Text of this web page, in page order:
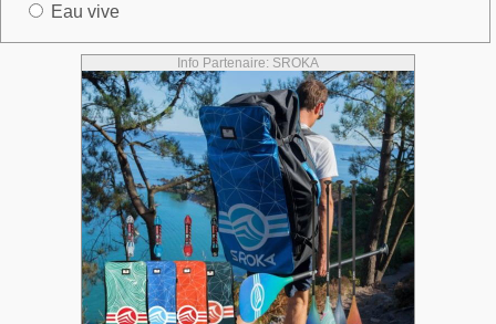
Eau vive
Info Partenaire: SROKA